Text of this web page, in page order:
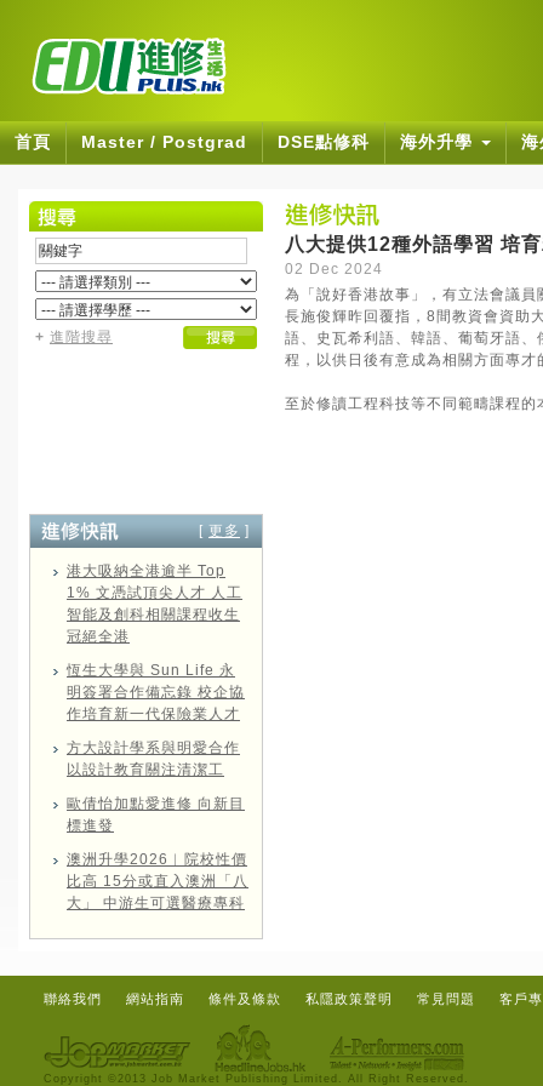
首頁 Master / Postgrad DSE點修科 海外升學
+ 進階搜尋
[ 更多 ]
港大吸納全港逾半 Top
1% 文憑試頂尖人才 人工
智能及創科相關課程收生
冠絕全港
恆生大學與 Sun Life 永
明簽署合作備忘錄 校企協
作培育新一代保險業人才
方大設計學系與明愛合作
以設計教育關注清潔工
歐倩怡加點愛進修 向新目
標進發
澳洲升學2026︱院校性價
比高 15分或直入澳洲「八
大」 中游生可選醫療專科
八大提供12種外語學習 培
02 Dec 2024
為「說好香港故事」，有立法會議
長施俊輝昨回覆指，8間教資會資助
語、史瓦希利語、韓語、葡萄牙語
程，以供日後有意成為相關方面專才
至於修讀工程科技等不同範疇課程
聯絡我們 網站指南 條件及條款 私隱政策聲明 常見問題 客戶
Copyright ©2013 Job Market Publishing Limited. All Right Reserved.